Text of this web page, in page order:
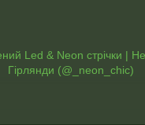
Led & Neon стрічки |
Гірлянди (@_neon_chic)